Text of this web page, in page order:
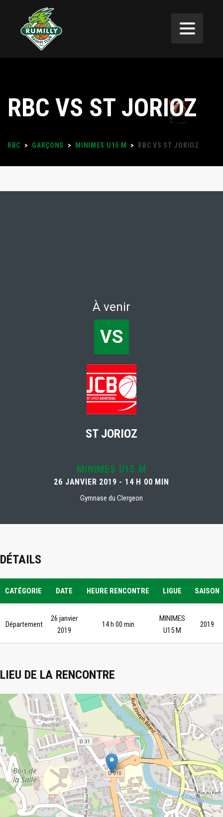
RBC VS ST JORIOZ
RBC > GARÇONS > MINIMES U15 M > RBC VS ST JORIOZ
À venir
VS
ST JORIOZ
MINIMES U15 M
26 JANVIER 2019 - 14 H 00 MIN
Gymnase du Clergeon
DÉTAILS
CATÉGORIE DATE HEURE RENCONTRE LIGUE SAISON
Département
26 janvier
2019
14 h 00 min
MINIMES
U15 M
2019
LIEU DE LA RENCONTRE